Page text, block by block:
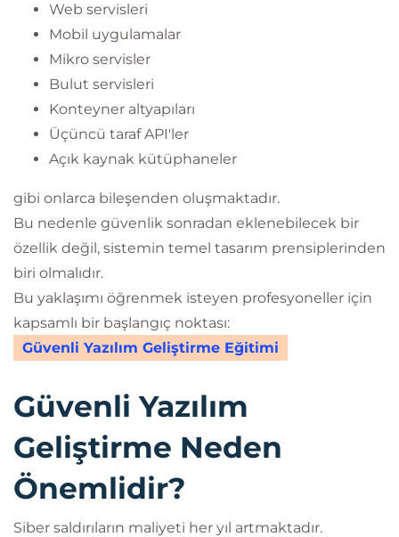
Web servisleri
Mobil uygulamalar
Mikro servisler
Bulut servisleri
Konteyner altyapıları
Üçüncü taraf API'ler
Açık kaynak kütüphaneler
gibi onlarca bileşenden oluşmaktadır.
Bu nedenle güvenlik sonradan eklenebilecek bir
özellik değil, sistemin temel tasarım prensiplerinden
biri olmalıdır.
Bu yaklaşımı öğrenmek isteyen profesyoneller için
kapsamlı bir başlangıç noktası:
Güvenli Yazılım Geliştirme Eğitimi
Güvenli Yazılım
Geliştirme Neden
Önemlidir?
Siber saldırıların maliyeti her yıl artmaktadır.